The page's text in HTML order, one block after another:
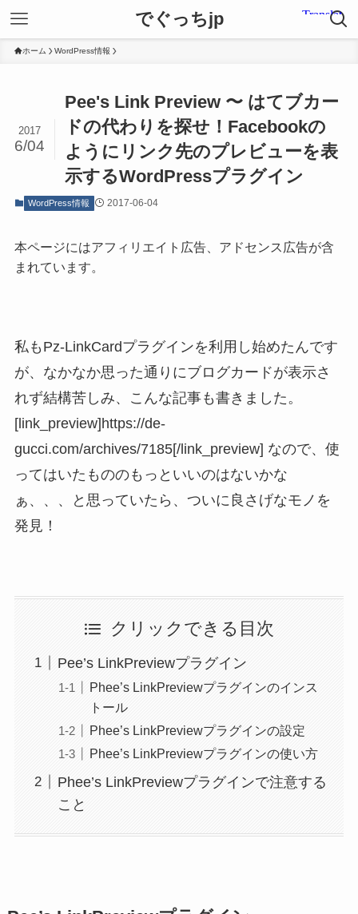
でぐっちjp
ホーム WordPress情報
Pee's Link Preview 〜 はてブカー
ドの代わりを探せ！Facebookの
ようにリンク先のプレビューを表
示するWordPressプラグイン
2017
6/04
WordPress情報 2017-06-04
本ページにはアフィリエイト広告、アドセンス広告が含
まれています。
私もPz-LinkCardプラグインを利用し始めたんです
が、なかなか思った通りにブログカードが表示さ
れず結構苦しみ、こんな記事も書きました。
[link_preview]https://de-
gucci.com/archives/7185[/link_preview] なので、使
ってはいたもののもっといいのはないかな
ぁ、、、と思っていたら、ついに良さげなモノを
発見！
クリックできる目次
Pee’s LinkPreviewプラグイン
Phee’s LinkPreviewプラグインのインス
トール
Phee’s LinkPreviewプラグインの設定
Phee’s LinkPreviewプラグインの使い方
Phee’s LinkPreviewプラグインで注意する
こと